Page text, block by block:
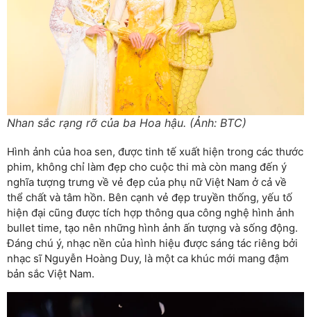
Nhan sắc rạng rỡ của ba Hoa hậu. (Ảnh: BTC)
Hình ảnh của hoa sen, được tinh tế xuất hiện trong các thước
phim, không chỉ làm đẹp cho cuộc thi mà còn mang đến ý
nghĩa tượng trưng về vẻ đẹp của phụ nữ Việt Nam ở cả về
thể chất và tâm hồn. Bên cạnh vẻ đẹp truyền thống, yếu tố
hiện đại cũng được tích hợp thông qua công nghệ hình ảnh
bullet time, tạo nên những hình ảnh ấn tượng và sống động.
Đáng chú ý, nhạc nền của hình hiệu được sáng tác riêng bởi
nhạc sĩ Nguyễn Hoàng Duy, là một ca khúc mới mang đậm
bản sắc Việt Nam.